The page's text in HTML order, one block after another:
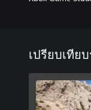
เปรียบเทีย